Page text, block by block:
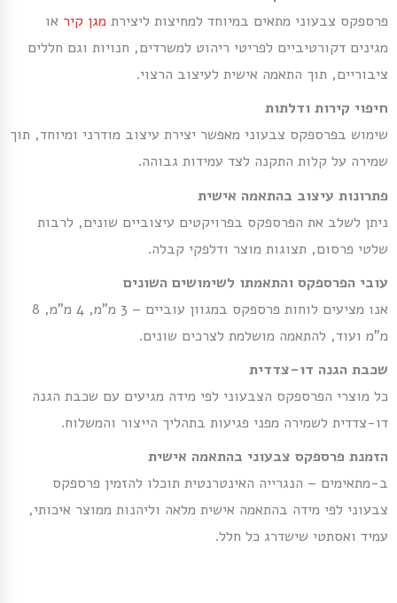
פרספקס צבעוני מתאים במיוחד למחיצות ליצירת מגן קיר או
מגינים דקורטיביים לפריטי ריהוט למשרדים, חנויות וגם חללים
ציבוריים, תוך התאמה אישית לעיצוב הרצוי.
חיפוי קירות ודלתות
שימוש בפרספקס צבעוני מאפשר יצירת עיצוב מודרני ומיוחד, תוך
שמירה על קלות התקנה לצד עמידות גבוהה.
פתרונות עיצוב בהתאמה אישית
ניתן לשלב את הפרספקס בפרויקטים עיצוביים שונים, לרבות
שלטי פרסום, תצוגות מוצר ודלפקי קבלה.
עובי הפרספקס והתאמתו לשימושים השונים
אנו מציעים לוחות פרספקס במגוון עוביים – 3 מ”מ, 4 מ”מ, 8
מ”מ ועוד, להתאמה מושלמת לצרכים שונים.
שכבת הגנה דו-צדדית
כל מוצרי הפרספקס הצבעוני לפי מידה מגיעים עם שכבת הגנה
דו-צדדית לשמירה מפני פגיעות בתהליך הייצור והמשלוח.
הזמנת פרספקס צבעוני בהתאמה אישית
ב-מתאימים – הנגרייה האינטרנטית תוכלו להזמין פרספקס
צבעוני לפי מידה בהתאמה אישית מלאה וליהנות ממוצר איכותי,
עמיד ואסתטי שישדרג כל חלל.